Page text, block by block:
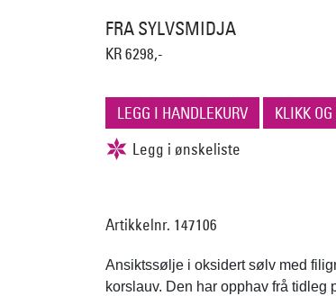
FRA SYLVSMIDJA
KR 6298,-
Artikkelnr. 147106
Ansiktssølje i oksidert sølv med
korslauv. Den har opphav frå tidleg